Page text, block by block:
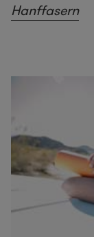
Hanffasern